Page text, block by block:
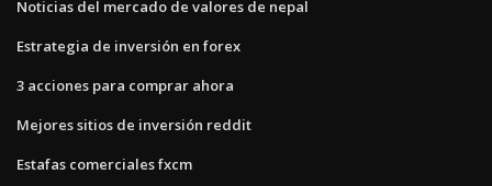
Noticias del mercado de valores de nepal
Estrategia de inversión en forex
3 acciones para comprar ahora
Mejores sitios de inversión reddit
Estafas comerciales fxcm